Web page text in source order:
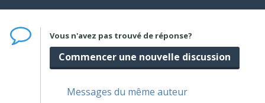
Vous n'avez pas trouvé de réponse?
Commencer une nouvelle discussion
Messages du même auteur